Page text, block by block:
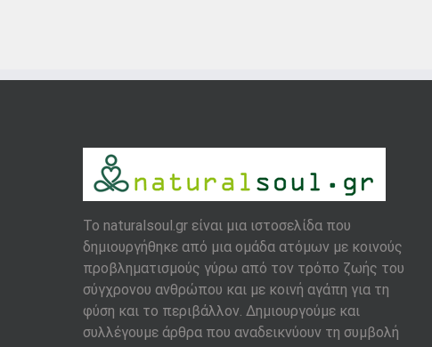
To naturalsoul.gr είναι μια ιστοσελίδα που
δημιουργήθηκε από μια ομάδα ατόμων με κοινούς
προβληματισμούς γύρω από τον τρόπο ζωής του
σύγχρονου ανθρώπου και με κοινή αγάπη για τη
φύση και το περιβάλλον. Δημιουργούμε και
συλλέγουμε άρθρα που αναδεικνύουν τη συμβολή